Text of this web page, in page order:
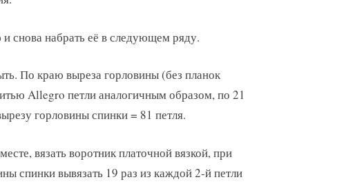
снова набрать её в следующем ряду.
По краю выреза горловины (без планок
Allegro петли аналогичным образом, по 21
горловины спинки = 81 петля.
вязать воротник платочной вязкой, при
спинки вывязать 19 раз из каждой 2-й петли